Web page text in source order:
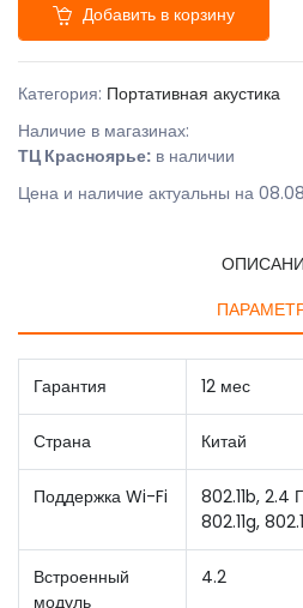
Добавить в корзину
Категория: Портативная акустика
Наличие в магазинах:
ТЦ Красноярье: в наличии
Цена и наличие актуальны на
Гарантия 12 мес
Страна Китай
Поддержка Wi-Fi
802.11b, 2.4
802.11g,
Встроенный
модуль
4.2